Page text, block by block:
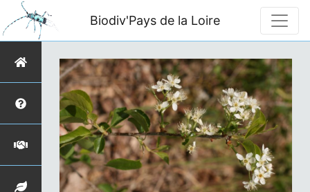
Biodiv'Pays de la Loire